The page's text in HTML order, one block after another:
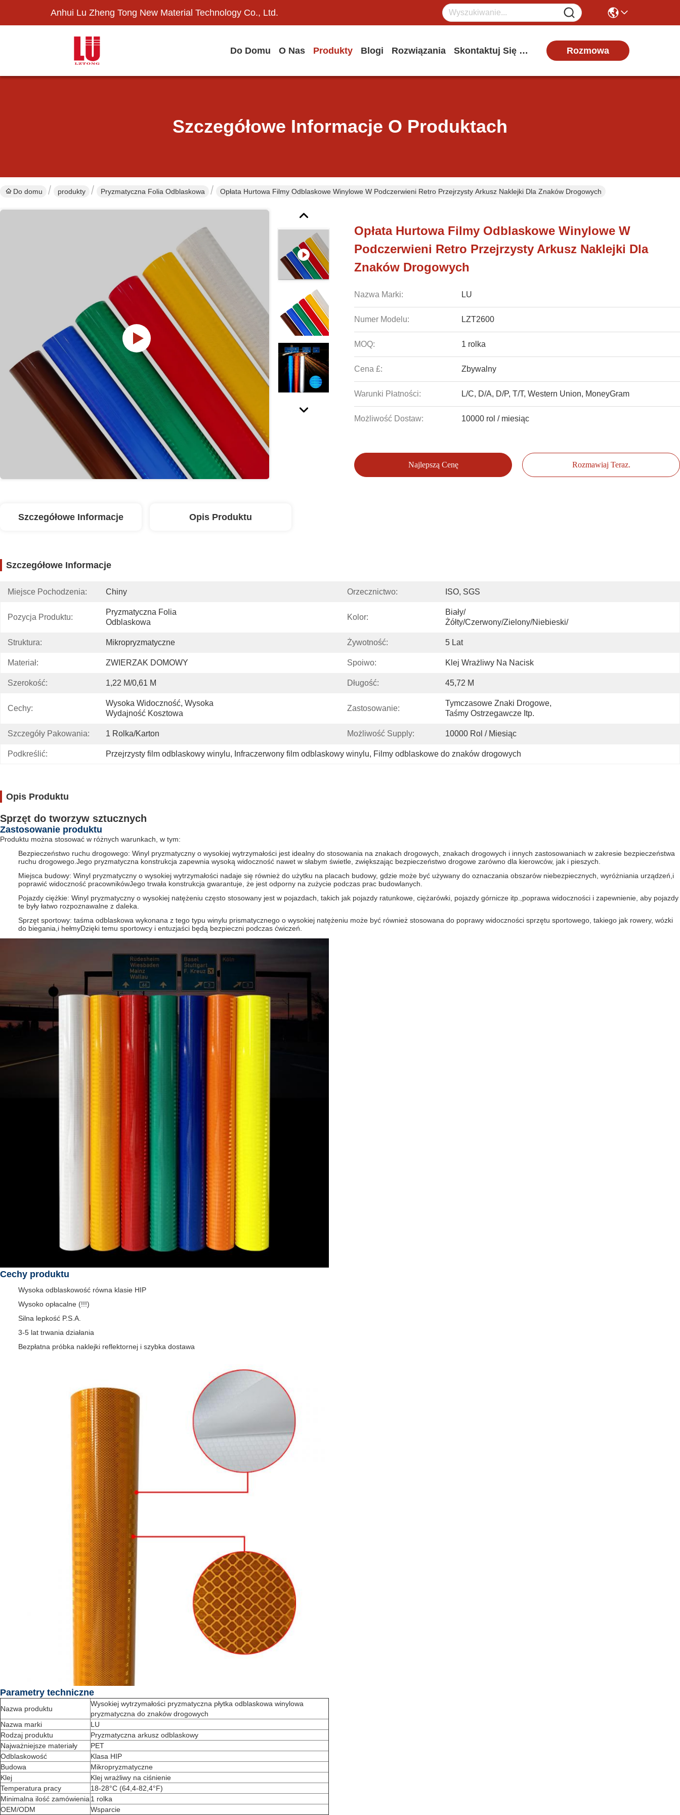
Anhui Lu Zheng Tong New Material Technology Co., Ltd.
Do Domu O Nas Produkty Blogi Rozwiązania Skontaktuj Się Z Nami Rozmowa
Szczegółowe Informacje O Produktach
Do domu produkty Pryzmatyczna Folia Odblaskowa Opłata Hurtowa Filmy Odblaskowe Winylowe W Podczerwieni Retro Przejrzysty Arkusz Naklejki Dla Znaków Drogowych
Opłata Hurtowa Filmy Odblaskowe Winylowe W
Podczerwieni Retro Przejrzysty Arkusz Naklejki Dla
Znaków Drogowych
Nazwa Marki: LU
Numer Modelu: LZT2600
MOQ: 1 rolka
Cena £: Zbywalny
Warunki Płatności: L/C, D/A, D/P, T/T, Western Union, MoneyGram
Możliwość Dostaw: 10000 rol / miesiąc
Najlepszą Cenę Rozmawiaj Teraz.
Szczegółowe Informacje Opis Produktu
Szczegółowe Informacje
Miejsce Pochodzenia: Chiny Orzecznictwo: ISO, SGS
Pozycja Produktu:
Pryzmatyczna Folia
Odblaskowa
Kolor:
Biały/
Żółty/Czerwony/Zielony/Niebieski/
Struktura: Mikropryzmatyczne Żywotność: 5 Lat
Materiał: ZWIERZAK DOMOWY Spoiwo: Klej Wrażliwy Na Nacisk
Szerokość: 1,22 M/0,61 M Długość: 45,72 M
Cechy:
Wysoka Widoczność, Wysoka
Wydajność Kosztowa
Zastosowanie:
Tymczasowe Znaki Drogowe,
Taśmy Ostrzegawcze Itp.
Szczegóły Pakowania: 1 Rolka/karton Możliwość Supply: 10000 Rol / Miesiąc
Podkreślić: Przejrzysty film odblaskowy winylu, Infraczerwony film odblaskowy winylu, Filmy odblaskowe do znaków drogowych
Opis Produktu
Sprzęt do tworzyw sztucznych
Zastosowanie produktu
Produktu można stosować w różnych warunkach, w tym:
Bezpieczeństwo ruchu drogowego: Winyl pryzmatyczny o wysokiej wytrzymałości jest idealny do stosowania na znakach drogowych, znakach drogowych i innych zastosowaniach w zakresie bezpieczeństwa
ruchu drogowego.Jego pryzmatyczna konstrukcja zapewnia wysoką widoczność nawet w słabym świetle, zwiększając bezpieczeństwo drogowe zarówno dla kierowców, jak i pieszych.
Miejsca budowy: Winyl pryzmatyczny o wysokiej wytrzymałości nadaje się również do użytku na placach budowy, gdzie może być używany do oznaczania obszarów niebezpiecznych, wyróżniania urządzeń,i
poprawić widoczność pracownikówJego trwała konstrukcja gwarantuje, że jest odporny na zużycie podczas prac budowlanych.
Pojazdy ciężkie: Winyl pryzmatyczny o wysokiej natężeniu często stosowany jest w pojazdach, takich jak pojazdy ratunkowe, ciężarówki, pojazdy górnicze itp.,poprawa widoczności i zapewnienie, aby pojazdy
te były łatwo rozpoznawalne z daleka.
Sprzęt sportowy: taśma odblaskowa wykonana z tego typu winylu prismatycznego o wysokiej natężeniu może być również stosowana do poprawy widoczności sprzętu sportowego, takiego jak rowery, wózki
do biegania,i hełmyDzięki temu sportowcy i entuzjaści będą bezpieczni podczas ćwiczeń.
Cechy produktu
Wysoka odblaskowość równa klasie HIP
Wysoko opłacalne (!!!)
Silna lepkość P.S.A.
3-5 lat trwania działania
Bezpłatna próbka naklejki reflektornej i szybka dostawa
Parametry techniczne
Nazwa produktu
Wysokiej wytrzymałości pryzmatyczna płytka odblaskowa winylowa
pryzmatyczna do znaków drogowych
Nazwa marki
LU
Rodzaj produktu
Pryzmatyczna arkusz odblaskowy
Najważniejsze materiały
PET
Odblaskowość
Klasa HIP
Budowa
Mikropryzmatyczne
Klej
Klej wrażliwy na ciśnienie
Temperatura pracy
18-28°C (64,4-82,4°F)
Minimalna ilość zamówienia 1 rolka
OEM/ODM
Wsparcie